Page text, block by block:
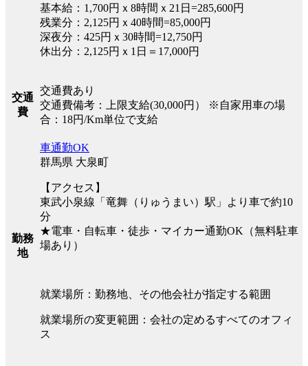
基本給：1,700円ｘ8時間ｘ21日=285,600円
残業分：2,125円ｘ40時間=85,000円
深夜分：425円ｘ30時間=12,750円
休出分：2,125円ｘ1日＝17,000円
交通
費
交通費あり
交通費備考：上限支給(30,000円） ※自家用車の場
合：18円/Km単位で支給
勤務
地
車通勤OK
群馬県 大泉町
【アクセス】
東武小泉線「竜舞（りゅうまい）駅」より車で約10
分
★電車・自転車・徒歩・マイカー通勤OK（無料駐車
場あり）
就業場所：勤務地、その他会社が指定する範囲
就業場所の変更範囲：会社の定めるすべてのオフィ
ス